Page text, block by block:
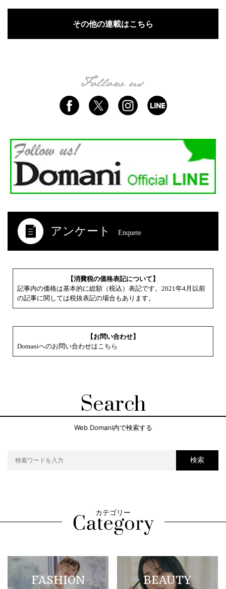
その他の連載はこちら
アンケート Enquete
【消費税の価格表記について】
記事内の価格は基本的に総額（税込）表記です。2021年4月以前
の記事に関しては税抜表記の場合もあります。
【お問い合わせ】
Domaniへのお問い合わせはこちら
Search
Web Domani内で検索する
検索
カテゴリー
FASHION BEAUTY